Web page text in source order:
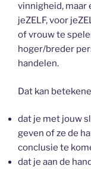
vinnigheid, maar
jeZELF, voor
of vrouw te
hoger/breder
handelen.
Dat kan
dat je met jouw
geven of ze de
conclusie te
dat je aan de